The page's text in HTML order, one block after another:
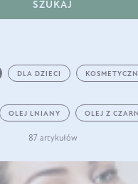
SZUKAJ
DLA DZIECI
OLEJ LNIANY OLEJ Z
87 artykułów